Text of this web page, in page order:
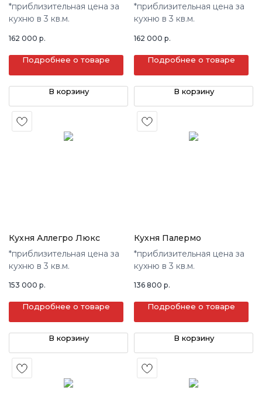
*приблизительная цена за
кухню в 3 кв.м.
162 000 р.
Подробнее о товаре
В корзину
*приблизительная цена за
кухню в 3 кв.м.
162 000 р.
Подробнее о товаре
В корзину
Кухня Аллегро Люкс
*приблизительная цена за
кухню в 3 кв.м.
153 000 р.
Подробнее о товаре
В корзину
Кухня Палермо
*приблизительная цена за
кухню в 3 кв.м.
136 800 р.
Подробнее о товаре
В корзину